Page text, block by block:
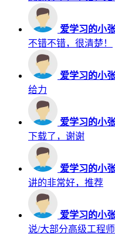
爱学习的小
不错不错，很清楚！
爱学习的小
给力
爱学习的小
下载了，谢谢
爱学习的小
讲的非常好，推荐
爱学习的小
说/大部分高级工程